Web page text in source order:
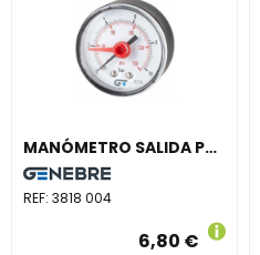
MANÓMETRO SALIDA POSTERIOR DIÁMETRO 53 INDICADOR ROJO 0-4bar
REF: 3818 004
6,80 €